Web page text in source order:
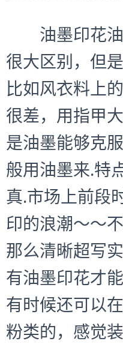
油墨印花
很大区别，但
比如风衣料上
很差，用指甲
是油墨能够克
般用油墨来.特
真.市场上前段
印的浪潮～～
那么清晰超写
有油墨印花才
有时候还可以
粉类的，感觉